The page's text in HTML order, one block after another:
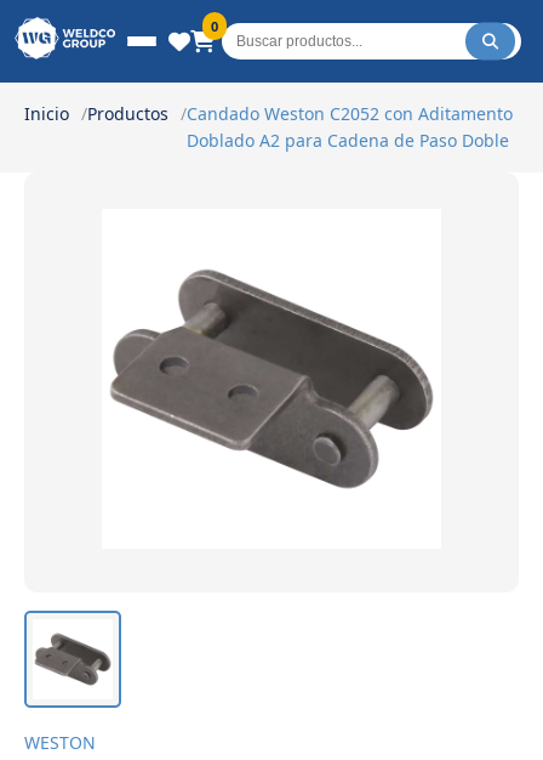
Weldco Group.
0
Inicio Productos
Candado Weston C2052 con Aditamento
Doblado A2 para Cadena de Paso Doble
WESTON